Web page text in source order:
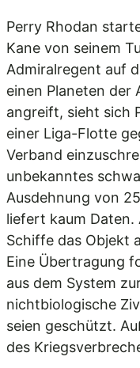
Perry Rhodan
Kane von seinem
Admiralregent auf
einen Planeten der
angreift, sieht sich
einer Liga-Flotte
Verband
unbekanntes
Ausdehnung von
liefert kaum Daten.
Schiffe das Objekt
Eine Übertragung
aus dem System
nichtbiologische
seien geschützt.
des